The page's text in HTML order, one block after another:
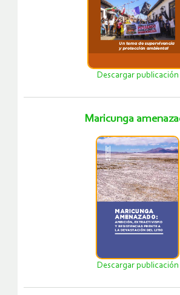
Descargar publicación
Maricunga
Descargar publicación